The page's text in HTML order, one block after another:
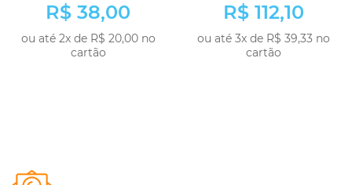
R$ 38,00
ou até 2x de R$ 20,00 no
cartão
R$ 112,10
ou até 3x de R$ 39,33 no
cartão